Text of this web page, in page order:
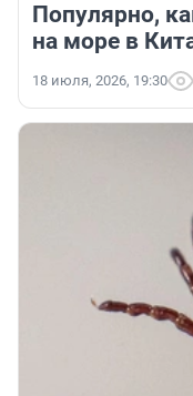
Популярно,
на море в
18 июля, 2026, 19:30